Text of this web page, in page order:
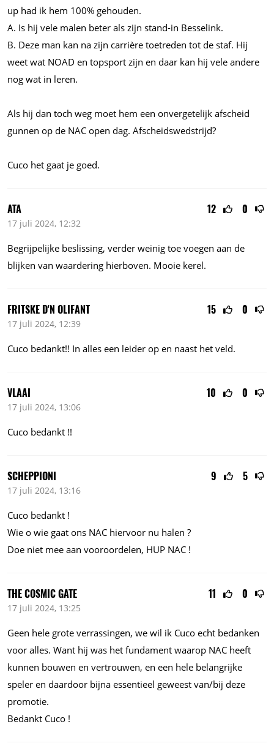
up had ik hem 100% gehouden.
A. Is hij vele malen beter als zijn stand-in Besselink.
B. Deze man kan na zijn carrière toetreden tot de staf. Hij
weet wat NOAD en topsport zijn en daar kan hij vele andere
nog wat in leren.
Als hij dan toch weg moet hem een onvergetelijk afscheid
gunnen op de NAC open dag. Afscheidswedstrijd?
Cuco het gaat je goed.
12 0
ATA
17 juli 2024, 12:32
Begrijpelijke beslissing, verder weinig toe voegen aan de
blijken van waardering hierboven. Mooie kerel.
15 0
FRITSKE D'N OLIFANT
17 juli 2024, 12:39
Cuco bedankt!! In alles een leider op en naast het veld.
10 0
VLAAI
17 juli 2024, 13:06
Cuco bedankt !!
9 5
SCHEPPIONI
17 juli 2024, 13:16
Cuco bedankt !
Wie o wie gaat ons NAC hiervoor nu halen ?
Doe niet mee aan vooroordelen, HUP NAC !
11 0
THE COSMIC GATE
17 juli 2024, 13:25
Geen hele grote verrassingen, we wil ik Cuco echt bedanken
voor alles. Want hij was het fundament waarop NAC heeft
kunnen bouwen en vertrouwen, en een hele belangrijke
speler en daardoor bijna essentieel geweest van/bij deze
promotie.
Bedankt Cuco !